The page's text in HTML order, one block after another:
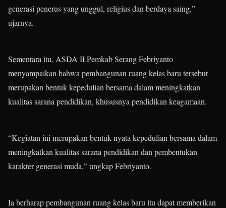
generasi penerus yang unggul, religius dan berdaya saing,”
ujarnya.
Sementara itu, ASDA II Pemkab Serang Febriyanto
menyampaikan bahwa pembangunan ruang kelas baru tersebut
merupakan bentuk kepedulian bersama dalam meningkatkan
kualitas sarana pendidikan, khususnya pendidikan keagamaan.
“Kegiatan ini merupakan bentuk nyata kepedulian bersama dalam
meningkatkan kualitas sarana pendidikan dan pembentukan
karakter generasi muda,” ungkap Febriyanto.
Ia berharap pembangunan ruang kelas baru itu dapat memberikan